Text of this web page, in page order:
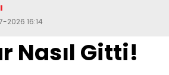
2026 16:14
Nasıl Gitti!